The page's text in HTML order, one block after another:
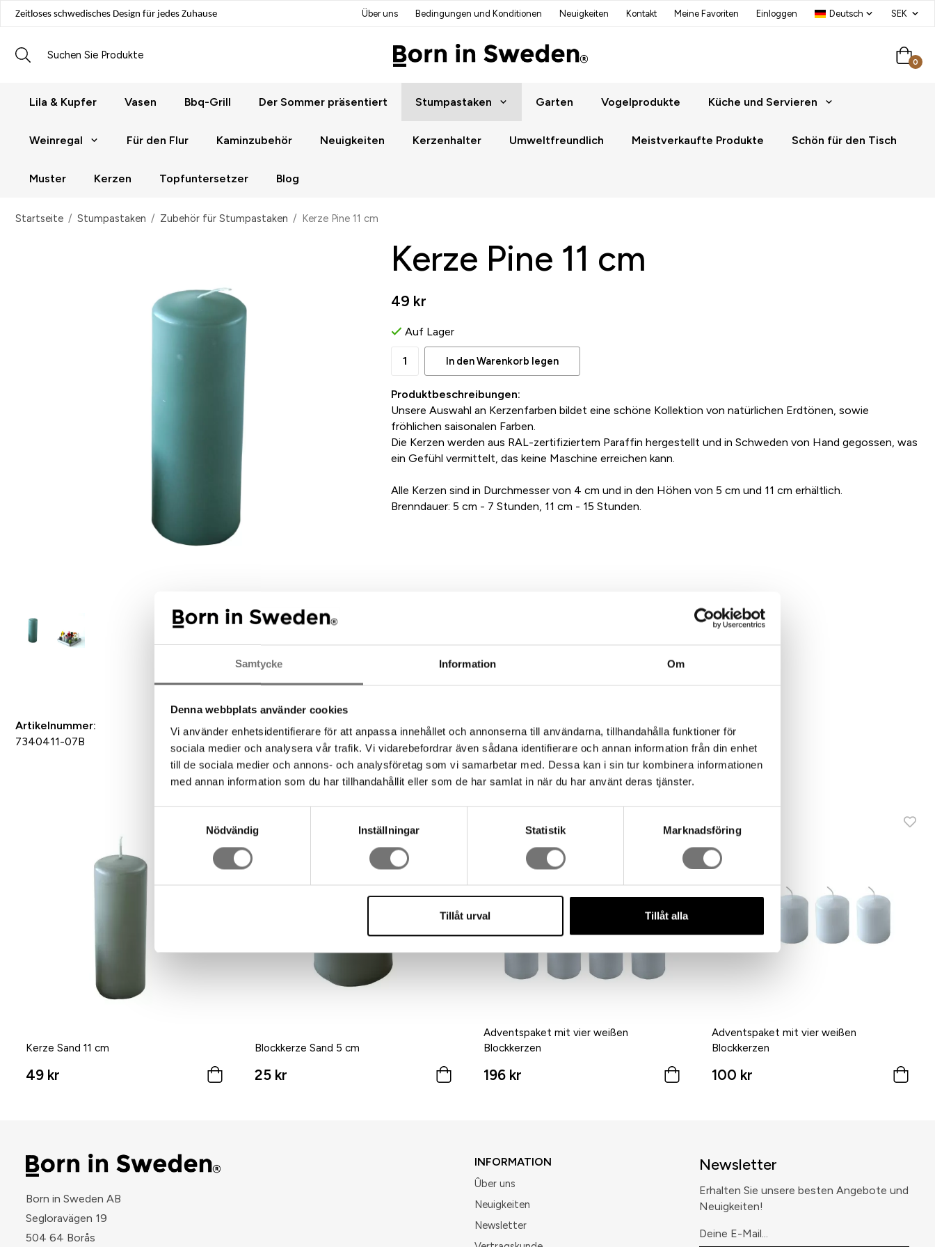
Samtycke Information Om
Denna webbplats använder cookies
Vi använder enhetsidentifierare för att anpassa innehållet och annonserna till användarna, tillhandahålla funktioner för
sociala medier och analysera vår trafik. Vi vidarebefordrar även sådana identifierare och annan information från din enhet
till de sociala medier och annons- och analysföretag som vi samarbetar med. Dessa kan i sin tur kombinera informationen
med annan information som du har tillhandahållit eller som de har samlat in när du har använt deras tjänster.
Nödvändig
Inställningar Statistik Marknadsföring
Tillåt urval Tillåt alla
Zeitloses schwedisches Design für jedes Zuhause Über uns Bedingungen und Konditionen Neuigkeiten Kontakt Meine Favoriten Einloggen
0
Lila & Kupfer Vasen Bbq-Grill Der Sommer präsentiert Stumpastaken Garten Vogelprodukte Küche und Servieren
Weinregal Für den Flur Kaminzubehör Neuigkeiten Kerzenhalter Umweltfreundlich Meistverkaufte Produkte Schön für den Tisch
Muster Kerzen Topfuntersetzer Blog
Startseite / Stumpastaken / Zubehör für Stumpastaken / Kerze Pine 11 cm
Kerze Pine 11 cm
49 kr
Auf Lager
In den Warenkorb legen
Produktbeschreibungen:
Unsere Auswahl an Kerzenfarben bildet eine schöne Kollektion von natürlichen Erdtönen, sowie
fröhlichen saisonalen Farben.
Die Kerzen werden aus RAL-zertifiziertem Paraffin hergestellt und in Schweden von Hand gegossen, was
ein Gefühl vermittelt, das keine Maschine erreichen kann.
Alle Kerzen sind in Durchmesser von 4 cm und in den Höhen von 5 cm und 11 cm erhältlich.
Brenndauer: 5 cm - 7 Stunden, 11 cm - 15 Stunden.
Artikelnummer:
7340411-07B
Andere haben auch gekauft
Kerze Sand 11 cm
49 kr
Blockkerze Sand 5 cm
25 kr
Adventspaket mit vier weißen
Blockkerzen
196 kr
Adventspaket mit vier weißen
Blockkerzen
100 kr
Born in Sweden AB
Segloravägen 19
504 64 Borås
INFORMATION
Ûber uns
Neuigkeiten
Newsletter
Newsletter
Erhalten Sie unsere besten Angebote und
Neuigkeiten!